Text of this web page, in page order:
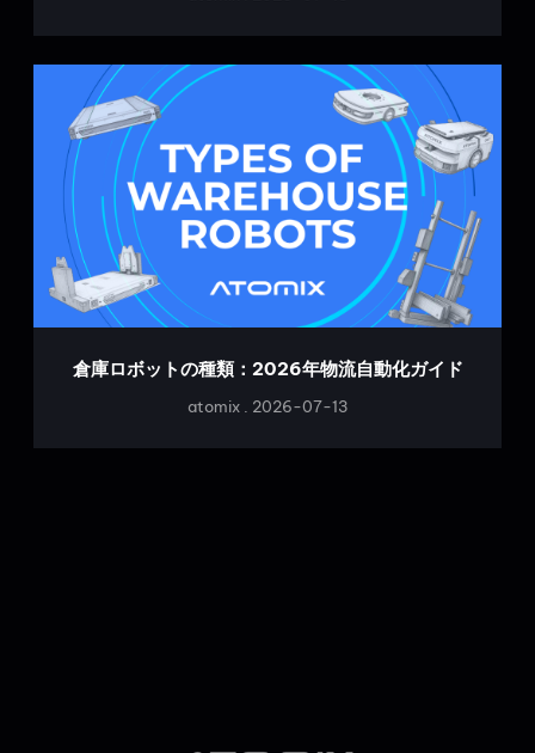
倉庫ロボットの種類：2026年物流自動化ガイド
atomix 2026-07-13